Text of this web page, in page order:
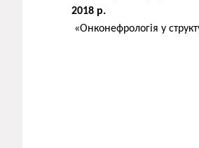
2018 р.
«Онконефрологія у